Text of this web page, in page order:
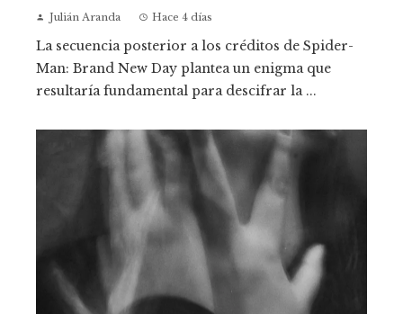
Julián Aranda Hace 4 días
La secuencia posterior a los créditos de Spider-
Man: Brand New Day plantea un enigma que
resultaría fundamental para descifrar la ...